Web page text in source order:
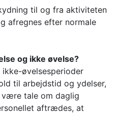
til og fra aktiviteten
afregnes efter normale
og ikke øvelse?
øvelsesperioder
til arbejdstid og ydelser,
tale om daglig
aftrædes, at